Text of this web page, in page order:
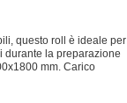
questo roll è ideale per
durante la preparazione
mm. Carico